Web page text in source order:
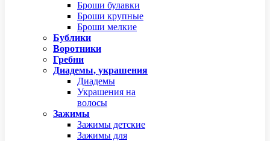
Броши булавки
Броши крупные
Броши мелкие
Бублики
Воротники
Гребни
Диадемы, украшения
Диадемы
Украшения на
волосы
Зажимы
Зажимы детские
Зажимы для